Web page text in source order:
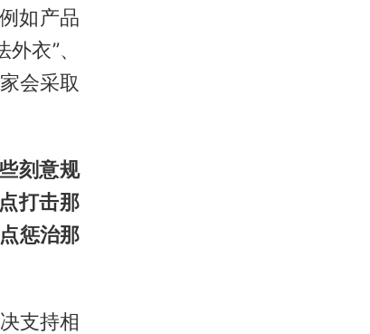
如产品
衣”、
会采取
刻意规
打击那
惩治那
支持相